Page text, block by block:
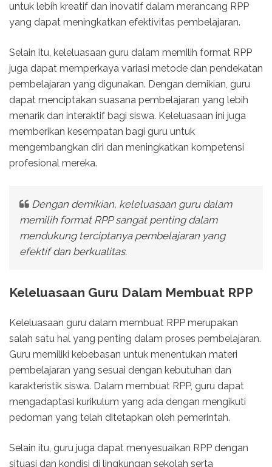
untuk lebih kreatif dan inovatif dalam merancang RPP
yang dapat meningkatkan efektivitas pembelajaran.
Selain itu, keleluasaan guru dalam memilih format RPP
juga dapat memperkaya variasi metode dan pendekatan
pembelajaran yang digunakan. Dengan demikian, guru
dapat menciptakan suasana pembelajaran yang lebih
menarik dan interaktif bagi siswa. Keleluasaan ini juga
memberikan kesempatan bagi guru untuk
mengembangkan diri dan meningkatkan kompetensi
profesional mereka.
Dengan demikian, keleluasaan guru dalam
memilih format RPP sangat penting dalam
mendukung terciptanya pembelajaran yang
efektif dan berkualitas.
Keleluasaan Guru Dalam Membuat RPP
Keleluasaan guru dalam membuat RPP merupakan
salah satu hal yang penting dalam proses pembelajaran.
Guru memiliki kebebasan untuk menentukan materi
pembelajaran yang sesuai dengan kebutuhan dan
karakteristik siswa. Dalam membuat RPP, guru dapat
mengadaptasi kurikulum yang ada dengan mengikuti
pedoman yang telah ditetapkan oleh pemerintah.
Selain itu, guru juga dapat menyesuaikan RPP dengan
situasi dan kondisi di lingkungan sekolah serta